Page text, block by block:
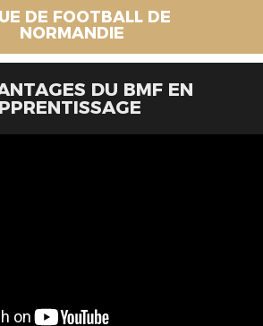
DE FOOTBALL DE
NORMANDIE
DU BMF EN